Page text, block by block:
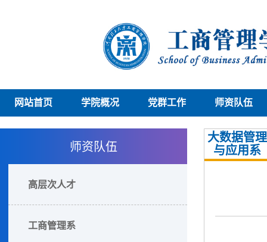
网站首页 学院概况 党群工作 师资队伍
师资队伍
高层次人才
工商管理系
大数据管理
与应用系